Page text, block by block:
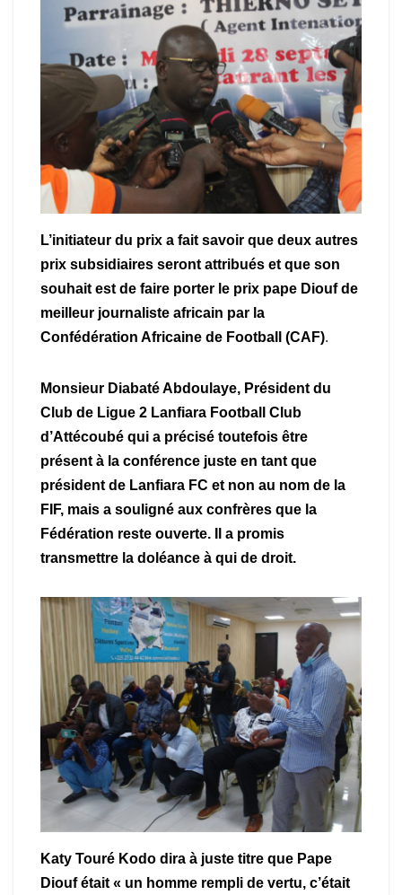
L’initiateur du prix a fait savoir que deux autres
prix subsidiaires seront attribués et que son
souhait est de faire porter le prix pape Diouf de
meilleur journaliste africain par la
Confédération Africaine de Football (CAF).
Monsieur Diabaté Abdoulaye, Président du
Club de Ligue 2 Lanfiara Football Club
d’Attécoubé qui a précisé toutefois être
présent à la conférence juste en tant que
président de Lanfiara FC et non au nom de la
FIF, mais a souligné aux confrères que la
Fédération reste ouverte. Il a promis
transmettre la doléance à qui de droit.
Katy Touré Kodo dira à juste titre que Pape
Diouf était « un homme rempli de vertu, c’était